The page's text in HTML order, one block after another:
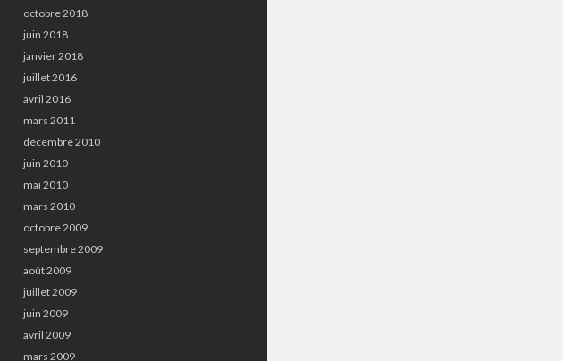
octobre 2018
juin 2018
janvier 2018
juillet 2016
avril 2016
mars 2011
décembre 2010
juin 2010
mai 2010
mars 2010
octobre 2009
septembre 2009
août 2009
juillet 2009
juin 2009
avril 2009
mars 2009